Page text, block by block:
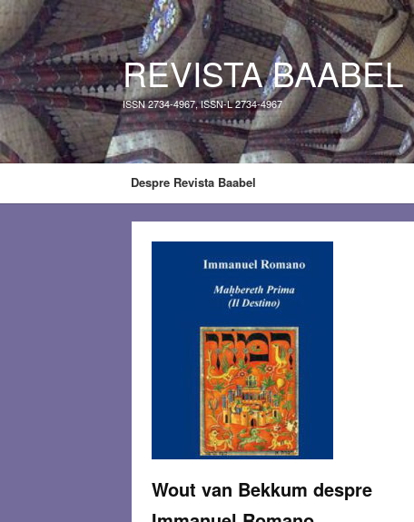
REVISTA BAABEL
ISSN 2734-4967, ISSN-L 2734-4967
Despre Revista Baabel
Wout van Bekkum despre